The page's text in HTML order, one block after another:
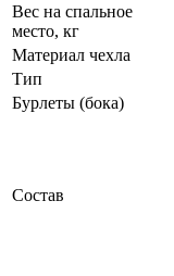
Вес на спальное
место, кг
Материал чехла
Тип
Бурлеты (бока)
Состав